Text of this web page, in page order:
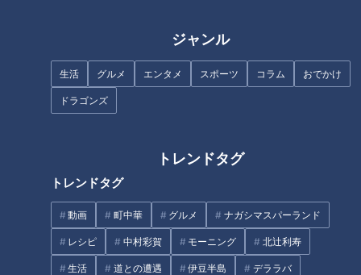
ジャンル
生活 グルメ エンタメ スポーツ コラム おでかけ
ドラゴンズ
トレンドタグ
トレンドタグ
動画 町中華 グルメ ナガシマスパーランド
レシピ 中村彩賀 モーニング 北辻利寿
生活 道との遭遇 伊豆半島 デララバ
作り方
1 ごぼうはよく洗い、皮つきのまま20gくらいをチップス用
としてピーラーで10cmほどの長さに削る。残りは1～2mm厚
さの斜め薄切りにする。それぞれ水にさらし水気をきる。玉ね
ぎは縦薄切りにする。
2 油を170℃に熱し、水気をしっかりふいたチップス用のご